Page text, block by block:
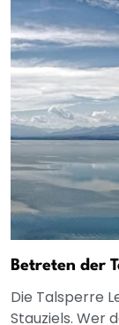
Betreten der
Die Talsperre
Stauziels. Wer